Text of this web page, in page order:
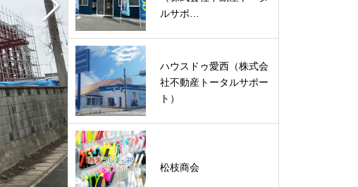
ルサポ…
ハウスドゥ愛西（株式会
社不動産トータルサポー
ト）
松枝商会